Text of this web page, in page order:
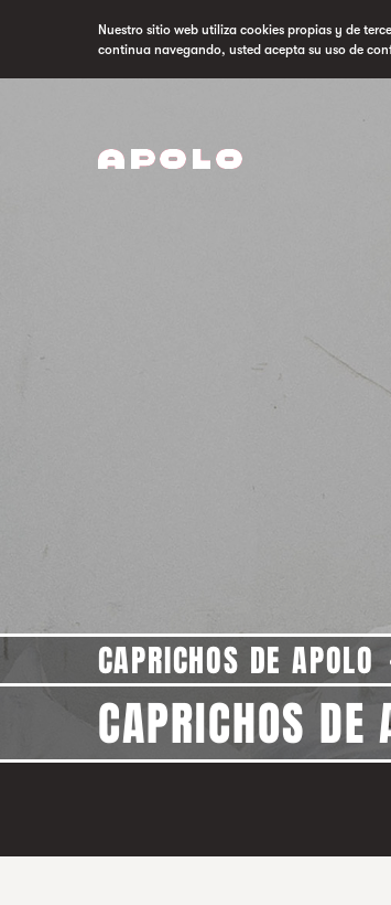
Nuestro sitio web utiliza cookies propias y de
continua navegando, usted acepta su uso de
CAPRICHOS DE APOLO
CAPRICHOS DE